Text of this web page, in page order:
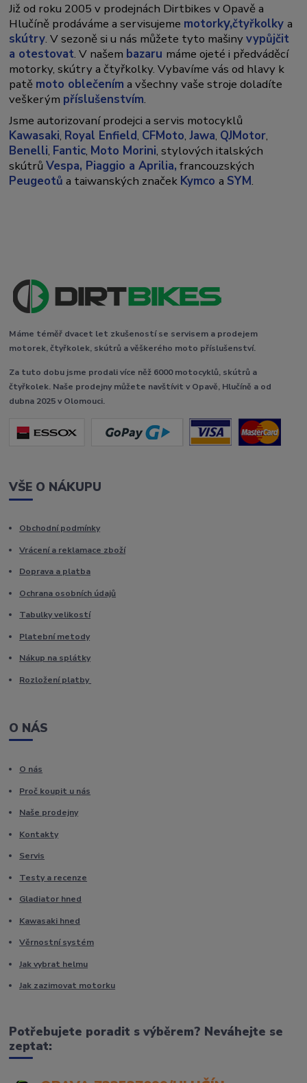
Již od roku 2005 v prodejnách Dirtbikes v Opavě a
Hlučíně prodáváme a servisujeme motorky,čtyřkolkya
skútry. V sezoně si u nás můžete tyto mašinyvypůjčit
a otestovat. V našem bazaru máme ojeté i předváděcí
motorky, skútry a čtyřkolky. Vybavíme vás od hlavy k
patě moto oblečením a všechny vaše stroje doladíte
veškerým příslušenstvím.
Jsme autorizovaní prodejci a servis motocyklů
Kawasaki, Royal Enfield, CFMoto,Jawa, QJMotor,
Benelli, Fantic, Moto Morini, stylových italských
skútrůVespa, Piaggio a Aprilia, francouzských
Peugeotů a taiwanských značek Kymcoa SYM.
Máme téměř dvacet let zkušeností se servisem a prodejem
motorek, čtyřkolek, skútrů a věškerého moto příslušenství.
Za tuto dobu jsme prodali více něž 6000 motocyklů, skútrů a
čtyřkolek. Naše prodejny můžete navštívit v Opavě, Hlučíně a od
dubna 2025 v Olomouci.
VŠE O NÁKUPU
Obchodní podmínky
Vrácení a reklamace zboží
Doprava a platba
Ochrana osobních údajů
Tabulky velikostí
Platební metody
Nákup na splátky
Rozložení platby
O NÁS
O nás
Proč koupit u nás
Naše prodejny
Kontakty
Servis
Testy a recenze
Gladiator hned
Kawasaki hned
Věrnostní systém
Jak vybrat helmu
Jak zazimovat motorku
Potřebujete poradit s výběrem? Neváhejte se
zeptat: